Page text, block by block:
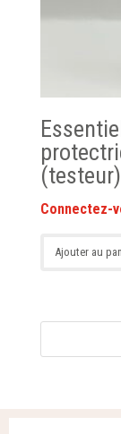
(testeur)
Ajouter au